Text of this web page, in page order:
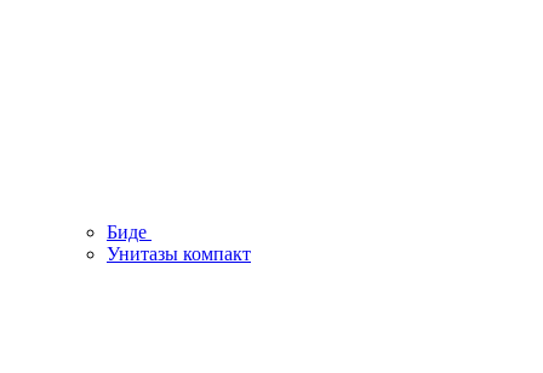
Биде
Унитазы компакт